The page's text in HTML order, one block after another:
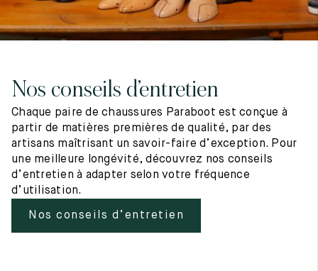
Nos conseils d’entretien
Chaque paire de chaussures Paraboot est conçue à
partir de matières premières de qualité, par des
artisans maîtrisant un savoir-faire d’exception. Pour
une meilleure longévité, découvrez nos conseils
d’entretien à adapter selon votre fréquence
d’utilisation.
Nos conseils d’entretien